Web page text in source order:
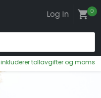
Log In 0
shopping_cart
tollavgifter og moms